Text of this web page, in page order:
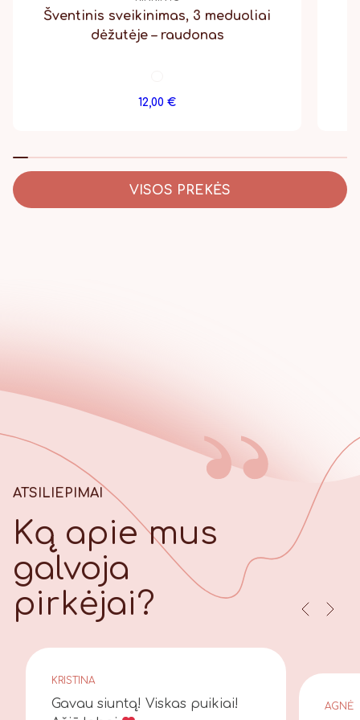
Šventinis sveikinimas, 3 meduoliai
dėžutėje – raudonas
12,00€
VISOS PREKĖS
ATSILIEPIMAI
Ką apie mus
galvoja
pirkėjai?
KRISTINA
Gavau siuntą! Viskas puikiai!
AGNĖ